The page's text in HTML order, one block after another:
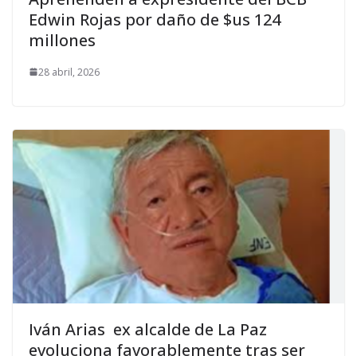
Edwin Rojas por daño de $us 124
millones
28 abril, 2026
Iván Arias ex alcalde de La Paz
evoluciona favorablemente tras ser